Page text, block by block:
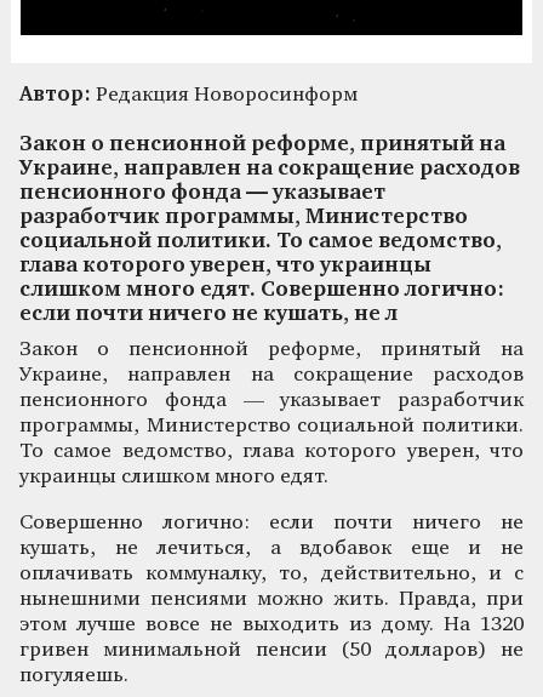
Автор: Редакция Новоросинформ
Закон о пенсионной реформе, принятый на
Украине, направлен на сокращение расходов
пенсионного фонда — указывает
разработчик программы, Министерство
социальной политики. То самое ведомство,
глава которого уверен, что украинцы
слишком много едят. Совершенно логично:
если почти ничего не кушать, не л
Закон о пенсионной реформе, принятый на
Украине, направлен на сокращение расходов
пенсионного фонда — указывает разработчик
программы, Министерство социальной политики.
То самое ведомство, глава которого уверен, что
украинцы слишком много едят.
Совершенно логично: если почти ничего не
кушать, не лечиться, а вдобавок еще и не
оплачивать коммуналку, то, действительно, и с
нынешними пенсиями можно жить. Правда, при
этом лучше вовсе не выходить из дому. На 1320
гривен минимальной пенсии (50 долларов) не
погуляешь.